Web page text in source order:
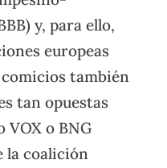
y, para ello,
europeas
también
tan opuestas
VOX o BNG
la coalición